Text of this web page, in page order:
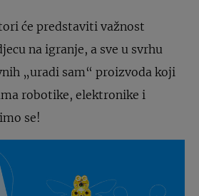
će predstaviti važnost
na igranje, a sve u svrhu
„uradi sam“ proizvoda koji
robotike, elektronike i
se!